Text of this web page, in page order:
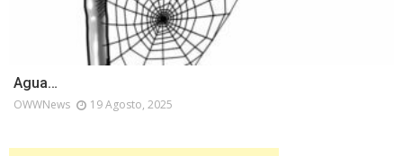
Agua…
OWWNews 19 Agosto, 2025